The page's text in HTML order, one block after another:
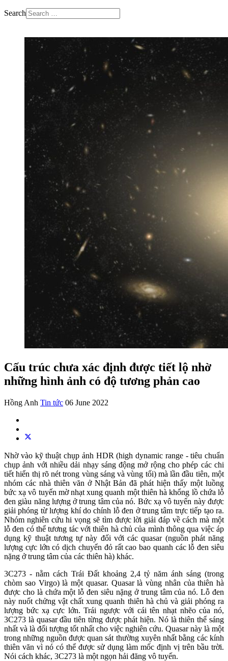
Search
Cấu trúc chưa xác định được tiết lộ nhờ
những hình ảnh có độ tương phản cao
Hồng Anh Tin tức 06 June 2022
Nhờ vào kỹ thuật chụp ảnh HDR (high dynamic range - tiêu chuẩn
chụp ảnh với nhiều dải nhạy sáng động mở rộng cho phép các chi
tiết hiển thị rõ nét trong vùng sáng và vùng tối) mà lần đầu tiên, một
nhóm các nhà thiên văn ở Nhật Bản đã phát hiện thấy một luồng
bức xạ vô tuyến mờ nhạt xung quanh một thiên hà khổng lồ chứa lỗ
đen giàu năng lượng ở trung tâm của nó. Bức xạ vô tuyến này được
giải phóng từ lượng khí do chính lỗ đen ở trung tâm trực tiếp tạo ra.
Nhóm nghiên cứu hi vọng sẽ tìm được lời giải đáp về cách mà một
lỗ đen có thể tương tác với thiên hà chủ của mình thông qua việc áp
dụng kỹ thuật tương tự này đối với các quasar (nguồn phát năng
lượng cực lớn có dịch chuyển đỏ rất cao bao quanh các lỗ đen siêu
nặng ở trung tâm của các thiên hà) khác.
3C273 - nằm cách Trái Đất khoảng 2,4 tỷ năm ánh sáng (trong
chòm sao Virgo) là một quasar. Quasar là vùng nhân của thiên hà
được cho là chứa một lỗ đen siêu nặng ở trung tâm của nó. Lỗ đen
này nuốt chửng vật chất xung quanh thiên hà chủ và giải phóng ra
lượng bức xạ cực lớn. Trái ngược với cái tên nhạt nhẽo của nó,
3C273 là quasar đầu tiên từng được phát hiện. Nó là thiên thể sáng
nhất và là đối tượng tốt nhất cho việc nghiên cứu. Quasar này là một
trong những nguồn được quan sát thường xuyên nhất bằng các kính
thiên văn vì nó có thể được sử dụng làm mốc định vị trên bầu trời.
Nói cách khác, 3C273 là một ngọn hải đăng vô tuyến.